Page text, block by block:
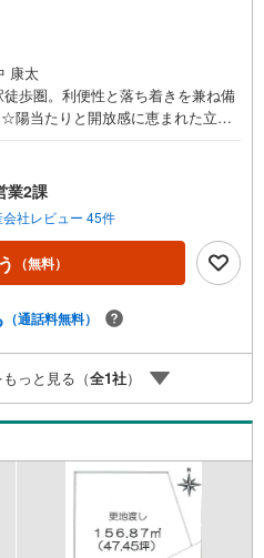
康太
歩圏。利便性と落ち着きを兼ね備
陽当たりと開放感に恵まれた立地
い街並みと安心の住まいづくり。※
ーベッドや キッズスペースをご
なお子様連れでも、安心してご
、住宅ローンのご相談などお気軽
スタッフ25名でお客様がご覧になっ
ご用意しております。インターネ
介可能です。 担当営業へご希望を
、お客様の希望に合わせた物件な
。お住まい探しは朝日土地建物
にお任せください！
2課
社レビュー 45件
（無料）
（通話料無料）
っと見る（全1社）